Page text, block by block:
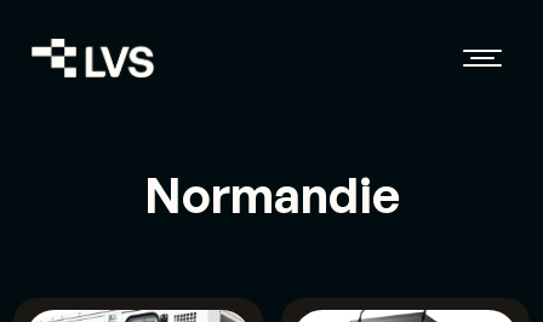
Normandie